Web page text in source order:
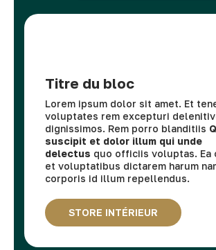
Titre du bloc
Lorem ipsum dolor sit amet. Et
voluptates rem excepturi
dignissimos. Rem porro blanditiis
suscipit et dolor illum qui unde
delectus quo officiis voluptas. Ea
et voluptatibus dictarem harum
corporis id illum repellendus.
STORE INTÉRIEUR